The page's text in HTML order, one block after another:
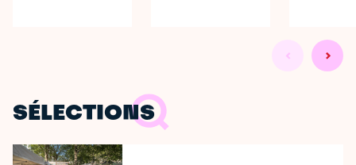
SÉLECTIONS